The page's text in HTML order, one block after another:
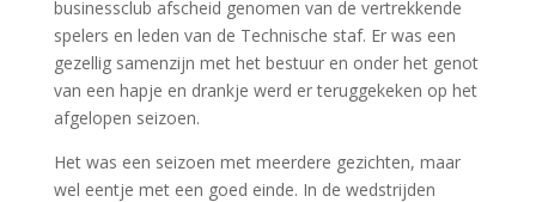
businessclub afscheid genomen van de vertrekkende
spelers en leden van de Technische staf. Er was een
gezellig samenzijn met het bestuur en onder het genot
van een hapje en drankje werd er teruggekeken op het
afgelopen seizoen.
Het was een seizoen met meerdere gezichten, maar
wel eentje met een goed einde. In de wedstrijden